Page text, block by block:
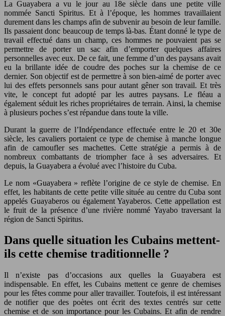
La Guayabera a vu le jour au 18e siècle dans une petite ville
nommée Sancti Spiritus. Et à l’époque, les hommes travaillaient
durement dans les champs afin de subvenir au besoin de leur famille.
Ils passaient donc beaucoup de temps là-bas. Étant donné le type de
travail effectué dans un champ, ces hommes ne pouvaient pas se
permettre de porter un sac afin d’emporter quelques affaires
personnelles avec eux. De ce fait, une femme d’un des paysans avait
eu la brillante idée de coudre des poches sur la chemise de ce
dernier. Son objectif est de permettre à son bien-aimé de porter avec
lui des effets personnels sans pour autant gêner son travail. Et très
vite, le concept fut adopté par les autres paysans. Le fléau a
également séduit les riches propriétaires de terrain. Ainsi, la chemise
à plusieurs poches s’est répandue dans toute la ville.
Durant la guerre de l’Indépendance effectuée entre le 20 et 30e
siècle, les cavaliers portaient ce type de chemise à manche longue
afin de camoufler ses machettes. Cette stratégie a permis à de
nombreux combattants de triompher face à ses adversaires. Et
depuis, la Guayabera a évolué avec l’histoire du Cuba.
Le nom «Guayabera » reflète l’origine de ce style de chemise. En
effet, les habitants de cette petite ville située au centre du Cuba sont
appelés Guayaberos ou également Yayaberos. Cette appellation est
le fruit de la présence d’une rivière nommé Yayabo traversant la
région de Sancti Spiritus.
Dans quelle situation les Cubains mettent-
ils cette chemise traditionnelle ?
Il n’existe pas d’occasions aux quelles la Guayabera est
indispensable. En effet, les Cubains mettent ce genre de chemises
pour les fêtes comme pour aller travailler. Toutefois, il est intéressant
de notifier que des poètes ont écrit des textes centrés sur cette
chemise et de son importance pour les Cubains. Et afin de rendre